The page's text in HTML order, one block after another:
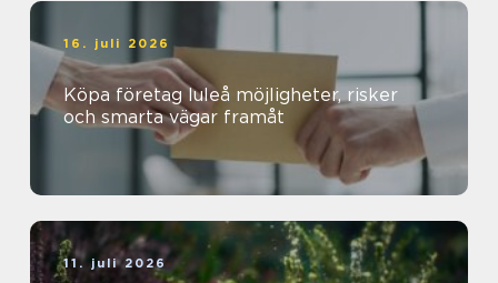
16. juli 2026
Köpa företag luleå möjligheter, risker
och smarta vägar framåt
11. juli 2026